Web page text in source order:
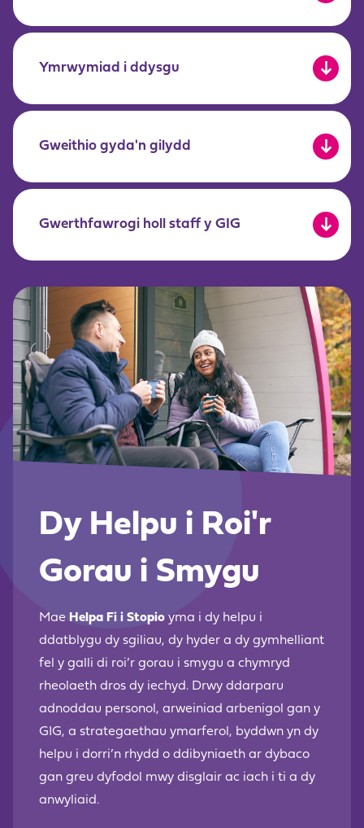
Ymrwymiad i ddysgu
Gweithio gyda'n gilydd
Gwerthfawrogi holl staff y GIG
Dy Helpu i Roi'r
Gorau i Smygu
Mae Helpa Fi i Stopio yma i dy helpu i
ddatblygu dy sgiliau, dy hyder a dy gymhelliant
fel y galli di roi’r gorau i smygu a chymryd
rheolaeth dros dy iechyd. Drwy ddarparu
adnoddau personol, arweiniad arbenigol gan y
GIG, a strategaethau ymarferol, byddwn yn dy
helpu i dorri’n rhydd o ddibyniaeth ar dybaco
gan greu dyfodol mwy disglair ac iach i ti a dy
anwyliaid.